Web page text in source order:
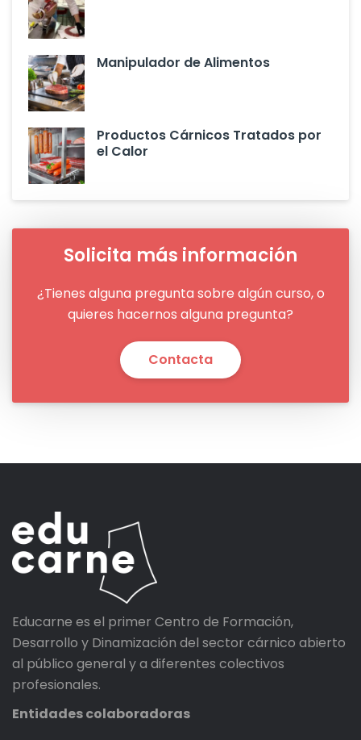
Manipulador de Alimentos
Productos Cárnicos Tratados por
el Calor
Solicita más información
¿Tienes alguna pregunta sobre algún curso, o
quieres hacernos alguna pregunta?
Contacta
Educarne es el primer Centro de Formación,
Desarrollo y Dinamización del sector cárnico abierto
al público general y a diferentes colectivos
profesionales.
Entidades colaboradoras